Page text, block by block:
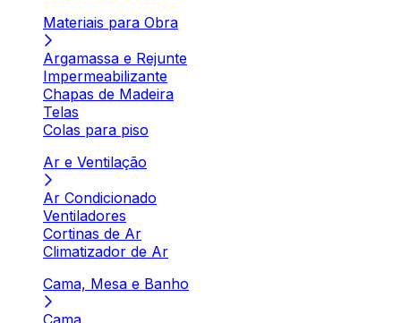
Materiais para Obra
Argamassa e Rejunte
Impermeabilizante
Chapas de Madeira
Telas
Colas para piso
Ar e Ventilação
Ar Condicionado
Ventiladores
Cortinas de Ar
Climatizador de Ar
Cama, Mesa e Banho
Cama